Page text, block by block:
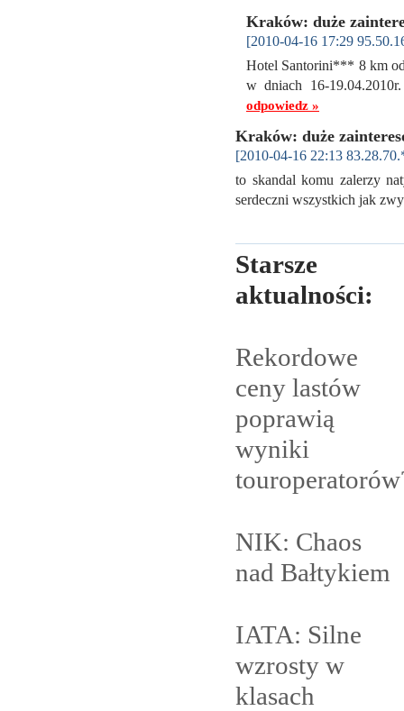
Kraków: duże
[2010-04-16 17:29
Hotel Santorini*** 8 km
w dniach 16-
odpowiedz »
Kraków: duże
[2010-04-16 22:13
to skandal komu zalerzy
serdeczni wszystkich jak
Starsze
aktualności:
Rekordowe
ceny lastów
poprawią
wyniki
NIK: Chaos
nad Bałtykiem
IATA: Silne
wzrosty w
klasach